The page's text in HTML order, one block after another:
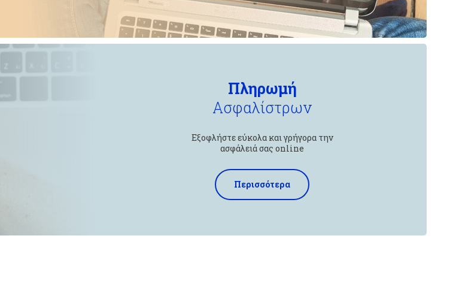
Πληρωμή
Ασφαλίστρων
Εξοφλήστε εύκολα και γρήγορα την
ασφάλειά σας online
Περισσότερα